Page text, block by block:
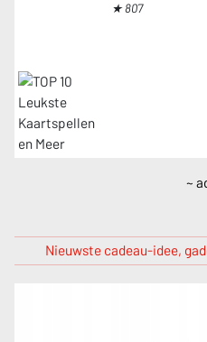
★ 807
~
Nieuwste cadeau-idee,